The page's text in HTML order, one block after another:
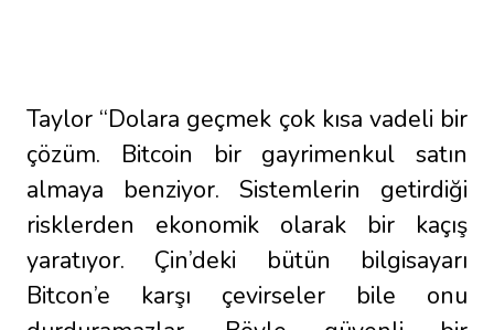
Taylor “Dolara geçmek çok kısa vadeli bir
çözüm. Bitcoin bir gayrimenkul satın
almaya benziyor. Sistemlerin getirdiği
risklerden ekonomik olarak bir kaçış
yaratıyor. Çin’deki bütün bilgisayarı
Bitcon’e karşı çevirseler bile onu